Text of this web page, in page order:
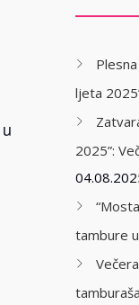
ljeta
2025”:
tambure